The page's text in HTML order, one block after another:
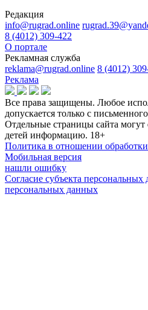
Редакция
info@rugrad.online
8 (4012) 309-422
О портале
Рекламная служба
reklama@rugrad.online 8 (4012)
Реклама
Все права защищены. Любое
допускается только с
Отдельные страницы сайта
детей информацию. 18+
Политика в отношении
Мобильная версия
нашли ошибку
Согласие субъекта
персональных данных